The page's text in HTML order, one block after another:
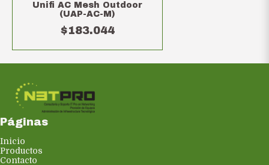
Unifi AC Mesh Outdoor
(UAP-AC-M)
$183.044
Páginas
Inicio
Productos
Contacto